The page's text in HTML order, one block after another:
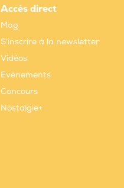
Accès direct
Mag
S'inscrire à la newsletter
Vidéos
Evènements
Concours
Nostalgie+